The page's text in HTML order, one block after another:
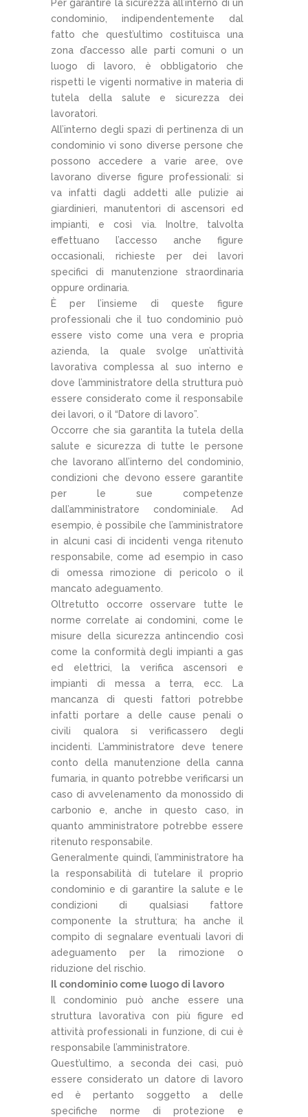
Per garantire la sicurezza all’interno di un
condominio, indipendentemente dal
fatto che quest’ultimo costituisca una
zona d’accesso alle parti comuni o un
luogo di lavoro, è obbligatorio che
rispetti le vigenti normative in materia di
tutela della salute e sicurezza dei
lavoratori.
All’interno degli spazi di pertinenza di un
condominio vi sono diverse persone che
possono accedere a varie aree, ove
lavorano diverse figure professionali: si
va infatti dagli addetti alle pulizie ai
giardinieri, manutentori di ascensori ed
impianti, e così via. Inoltre, talvolta
effettuano l’accesso anche figure
occasionali, richieste per dei lavori
specifici di manutenzione straordinaria
oppure ordinaria.
È per l’insieme di queste figure
professionali che il tuo condominio può
essere visto come una vera e propria
azienda, la quale svolge un’attività
lavorativa complessa al suo interno e
dove l’amministratore della struttura può
essere considerato come il responsabile
dei lavori, o il “Datore di lavoro”.
Occorre che sia garantita la tutela della
salute e sicurezza di tutte le persone
che lavorano all’interno del condominio,
condizioni che devono essere garantite
per le sue competenze
dall’amministratore condominiale. Ad
esempio, è possibile che l’amministratore
in alcuni casi di incidenti venga ritenuto
responsabile, come ad esempio in caso
di omessa rimozione di pericolo o il
mancato adeguamento.
Oltretutto occorre osservare tutte le
norme correlate ai condomini, come le
misure della sicurezza antincendio così
come la conformità degli impianti a gas
ed elettrici, la verifica ascensori e
impianti di messa a terra, ecc. La
mancanza di questi fattori potrebbe
infatti portare a delle cause penali o
civili qualora si verificassero degli
incidenti. L’amministratore deve tenere
conto della manutenzione della canna
fumaria, in quanto potrebbe verificarsi un
caso di avvelenamento da monossido di
carbonio e, anche in questo caso, in
quanto amministratore potrebbe essere
ritenuto responsabile.
Generalmente quindi, l’amministratore ha
la responsabilità di tutelare il proprio
condominio e di garantire la salute e le
condizioni di qualsiasi fattore
componente la struttura; ha anche il
compito di segnalare eventuali lavori di
adeguamento per la rimozione o
riduzione del rischio.
Il condominio come luogo di lavoro
Il condominio può anche essere una
struttura lavorativa con più figure ed
attività professionali in funzione, di cui è
responsabile l’amministratore.
Quest’ultimo, a seconda dei casi, può
essere considerato un datore di lavoro
ed è pertanto soggetto a delle
specifiche norme di protezione e